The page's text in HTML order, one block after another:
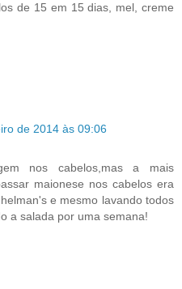
de 15 em 15 dias, mel, creme
de 2014 às 09:06
nos cabelos,mas a mais
maionese nos cabelos era
e mesmo lavando todos
a salada por uma semana!